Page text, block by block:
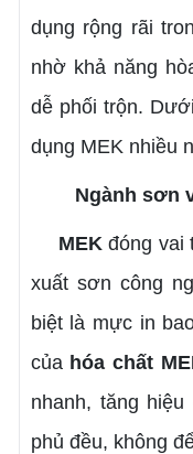
dụng rộng rãi
nhờ khả năng
dễ phối trộn.
dụng MEK nhiều
Ngành sơn
MEK đóng vai
xuất sơn công
biệt là mực in
của hóa chất
nhanh, tăng
phủ đều, không